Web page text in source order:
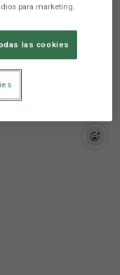
DE LOS
para marketing.
las cookies